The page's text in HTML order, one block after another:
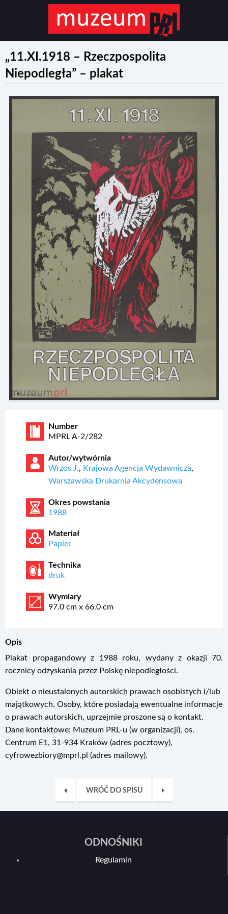
„11.XI.1918 – Rzeczpospolita
Niepodległa” – plakat
Number
MPRL A-2/282
Autor/wytwórnia
Wrzos J., Krajowa Agencja Wydawnicza,
Warszawska Drukarnia Akcydensowa
Okres powstania
1988
Materiał
Papier
Technika
druk
Wymiary
97.0 cm x 66.0 cm
Opis
Plakat propagandowy z 1988 roku, wydany z okazji 70.
rocznicy odzyskania przez Polskę niepodległości.
Obiekt o nieustalonych autorskich prawach osobistych i/lub
majątkowych. Osoby, które posiadają ewentualne informacje
o prawach autorskich, uprzejmie proszone są o kontakt.
Dane kontaktowe: Muzeum PRL-u (w organizacji), os.
Centrum E1, 31-934 Kraków (adres pocztowy),
cyfrowezbiory@mprl.pl (adres mailowy).
WRÓĆ DO SPISU
ODNOŚNIKI
Regulamin